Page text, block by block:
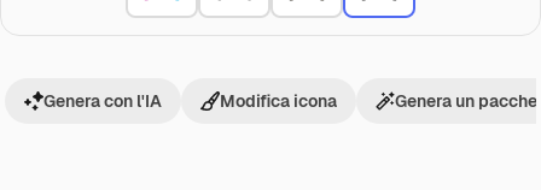
Genera con l'IA Modifica icona Genera un